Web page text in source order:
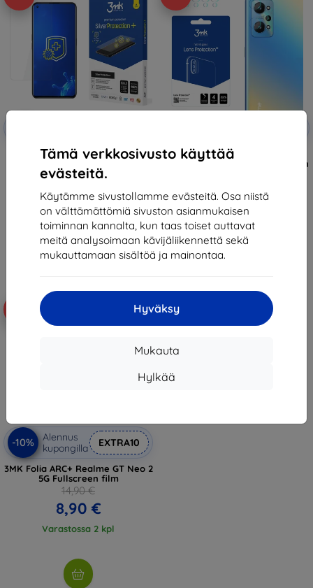
Tämä verkkosivusto käyttää
evästeitä.
Käytämme sivustollamme evästeitä. Osa niistä
on välttämättömiä sivuston asianmukaisen
toiminnan kannalta, kun taas toiset auttavat
meitä analysoimaan kävijäliikennettä sekä
mukauttamaan sisältöä ja mainontaa.
Hyväksy
Mukauta
Hylkää
3MK Silver Protect + Realme GT
Neo 2 5G Wet-mounted
Antimicrobial Film
13,42 €
Varastossa > 5 kpl
3MK Lens Protect Realme GT
Neo 2 5G Camera lens protection
10,71 €
Varastossa > 5 kpl
-10%
Alennus
kupongilla
EXTRA10
3MK Folia ARC+ Realme GT Neo 2
5G Fullscreen film
14,90 €
8,90 €
Varastossa 2 kpl